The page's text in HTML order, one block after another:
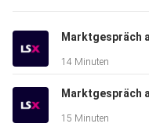
14 Minuten
15 Minuten